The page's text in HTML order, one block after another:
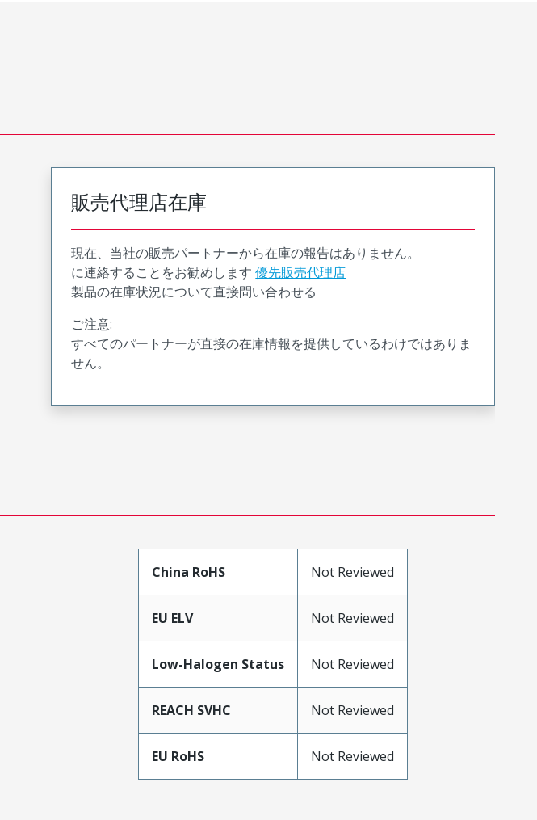
販売代理店在庫
現在、当社の販売パートナーから在庫の報告はありません。
に連絡することをお勧めします 優先販売代理店
製品の在庫状況について直接問い合わせる
ご注意:
すべてのパートナーが直接の在庫情報を提供しているわけではありま
せん。
China RoHS Not Reviewed
EU ELV Not Reviewed
Low-Halogen Status Not Reviewed
REACH SVHC Not Reviewed
EU RoHS Not Reviewed